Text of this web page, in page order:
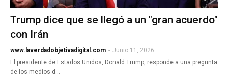
Trump dice que se llegó a un "gran acuerdo"
con Irán
www.laverdadobjetivadigital.com - Junio 11, 2026
El presidente de Estados Unidos, Donald Trump, responde a una pregunta
de los medios d…